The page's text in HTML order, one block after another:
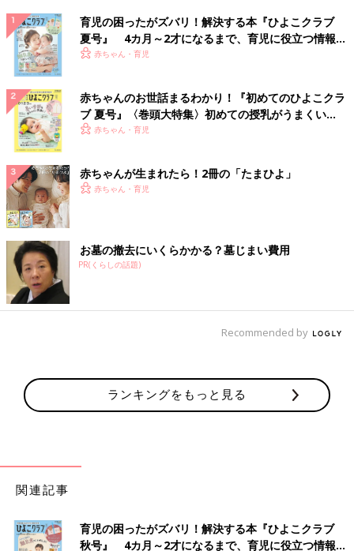
育児の困ったがズバリ！解決する本『ひよこクラブ
夏号』 4カ月～2才になるまで、育児に役立つ情報が
いっぱい！
赤ちゃん・育児
赤ちゃんのお世話まるわかり！『初めてのひよこクラ
ブ 夏号』〈巻頭大特集〉初めての授乳がうまくい
く！ おっぱい・ミルクの基本と夏のトラブル 解決テ
赤ちゃん・育児
赤ちゃんが生まれたら！2冊の「たまひよ」
赤ちゃん・育児
お墓の撤去にいくらかかる？墓じまい費用
PR(くらしの話題)
Recommended by
ランキングをもっと見る
関連記事
育児の困ったがズバリ！解決する本『ひよこクラブ
秋号』 4カ月～2才になるまで、育児に役立つ情報が